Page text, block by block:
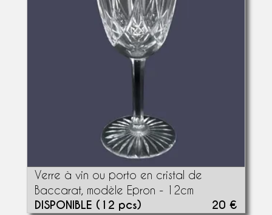
Verre à vin ou porto en cristal de
Baccarat, modèle Epron - 12cm
DISPONIBLE (12 pcs) 20 €